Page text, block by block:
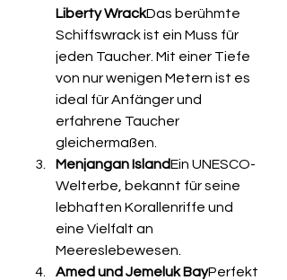
Liberty WrackDas berühmte
Schiffswrack ist ein Muss für
jeden Taucher. Mit einer Tiefe
von nur wenigen Metern ist es
ideal für Anfänger und
erfahrene Taucher
gleichermaßen.
Menjangan IslandEin UNESCO-
Welterbe, bekannt für seine
lebhaften Korallenriffe und
eine Vielfalt an
Meereslebewesen.
Amed und Jemeluk BayPerfekt